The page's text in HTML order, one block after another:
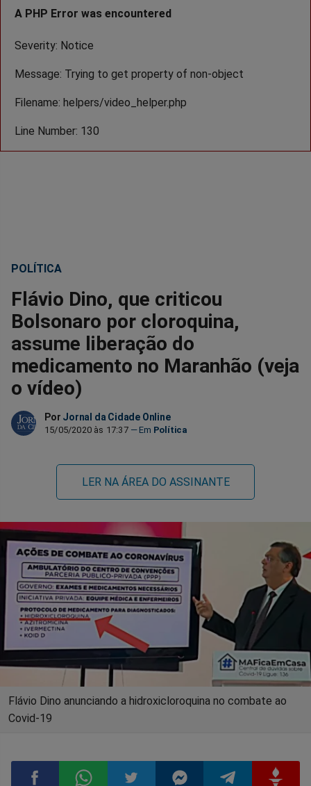
A PHP Error was encountered
Severity: Notice
Message: Trying to get property of non-object
Filename: helpers/video_helper.php
Line Number: 130
POLÍTICA
Flávio Dino, que criticou
Bolsonaro por cloroquina,
assume liberação do
medicamento no Maranhão (veja
o vídeo)
Por Jornal da Cidade Online
15/05/2020 às 17:37 Política
LER NA ÁREA DO ASSINANTE
Flávio Dino anunciando a hidroxicloroquina no combate ao
Covid-19